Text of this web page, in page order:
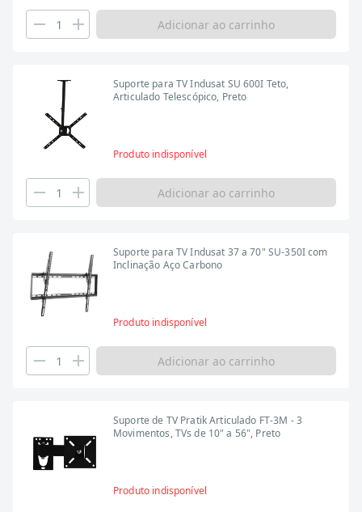
Adicionar ao carrinho
Suporte para TV Indusat SU 600I Teto,
Articulado Telescópico, Preto
Produto indisponível
Adicionar ao carrinho
Suporte para TV Indusat 37 a 70" SU-350I com
Inclinação Aço Carbono
Produto indisponível
Adicionar ao carrinho
Suporte de TV Pratik Articulado FT-3M - 3
Movimentos, TVs de 10" a 56", Preto
Produto indisponível